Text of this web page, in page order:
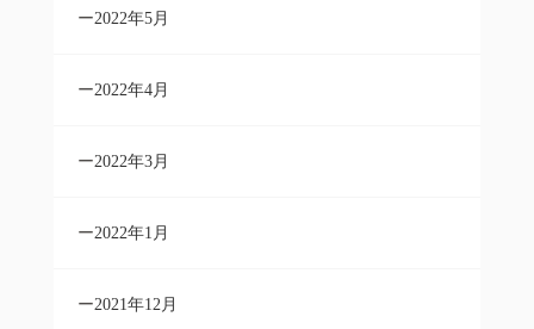
2022年5月
2022年4月
2022年3月
2022年1月
2021年12月